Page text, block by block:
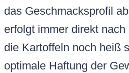
das Geschmacksprofil
erfolgt immer direkt
die Kartoffeln noch heiß
optimale Haftung der